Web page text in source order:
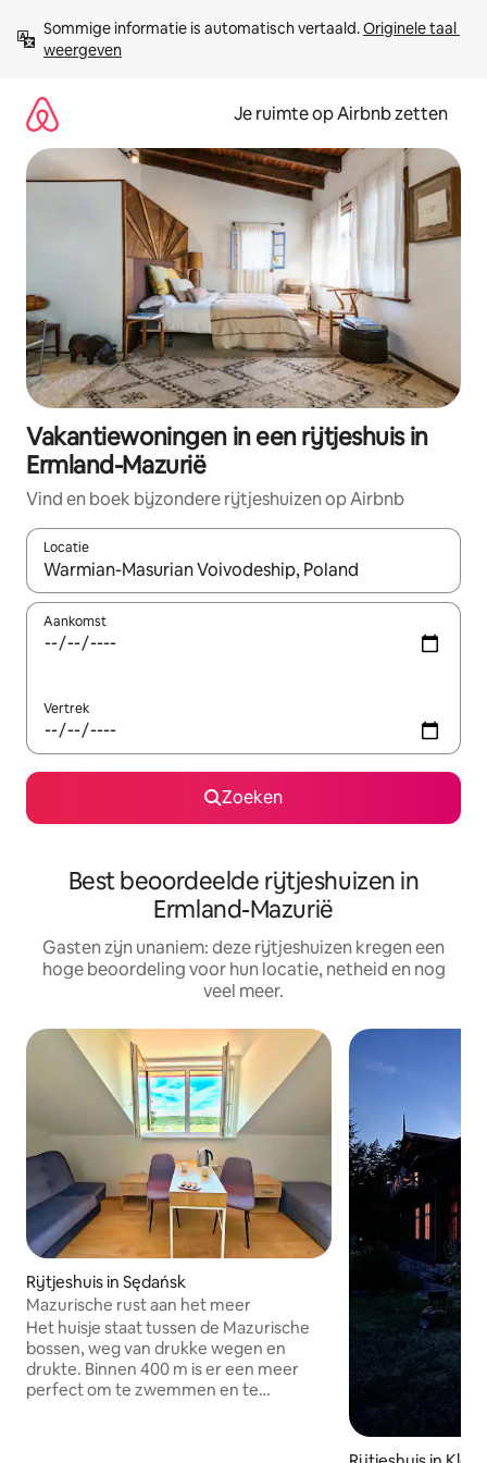
direct
naar
Sommige informatie is automatisch vertaald. Originele taal
weergeven
Je ruimte op Airbnb zetten
Vakantiewoningen in een rijtjeshuis in
Ermland-Mazurië
Vind en boek bijzondere rijtjeshuizen op Airbnb
Locatie
Wanneer er suggesties beschikbaar zijn, maak je een keuze
Aankomst
Vertrek
Zoeken
Best beoordeelde rijtjeshuizen in
Ermland-Mazurië
Gasten zijn unaniem: deze rijtjeshuizen kregen een
hoge beoordeling voor hun locatie, netheid en nog
veel meer.
Rijtjeshuis in Sędańsk
Mazurische rust aan het meer
Het huisje staat tussen de Mazurische
bossen, weg van drukke wegen en
drukte. Binnen 400 m is er een meer
perfect om te zwemmen en te